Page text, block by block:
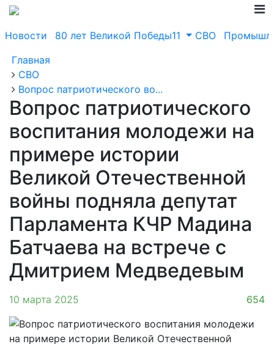
Новости 80 лет Великой Победы11 СВО
Главная
СВО
Вопрос патриотического во...
Вопрос патриотического
воспитания молодежи на
примере истории
Великой Отечественной
войны подняла депутат
Парламента КЧР Мадина
Батчаева на встрече с
Дмитрием Медведевым
10 марта 2025 654